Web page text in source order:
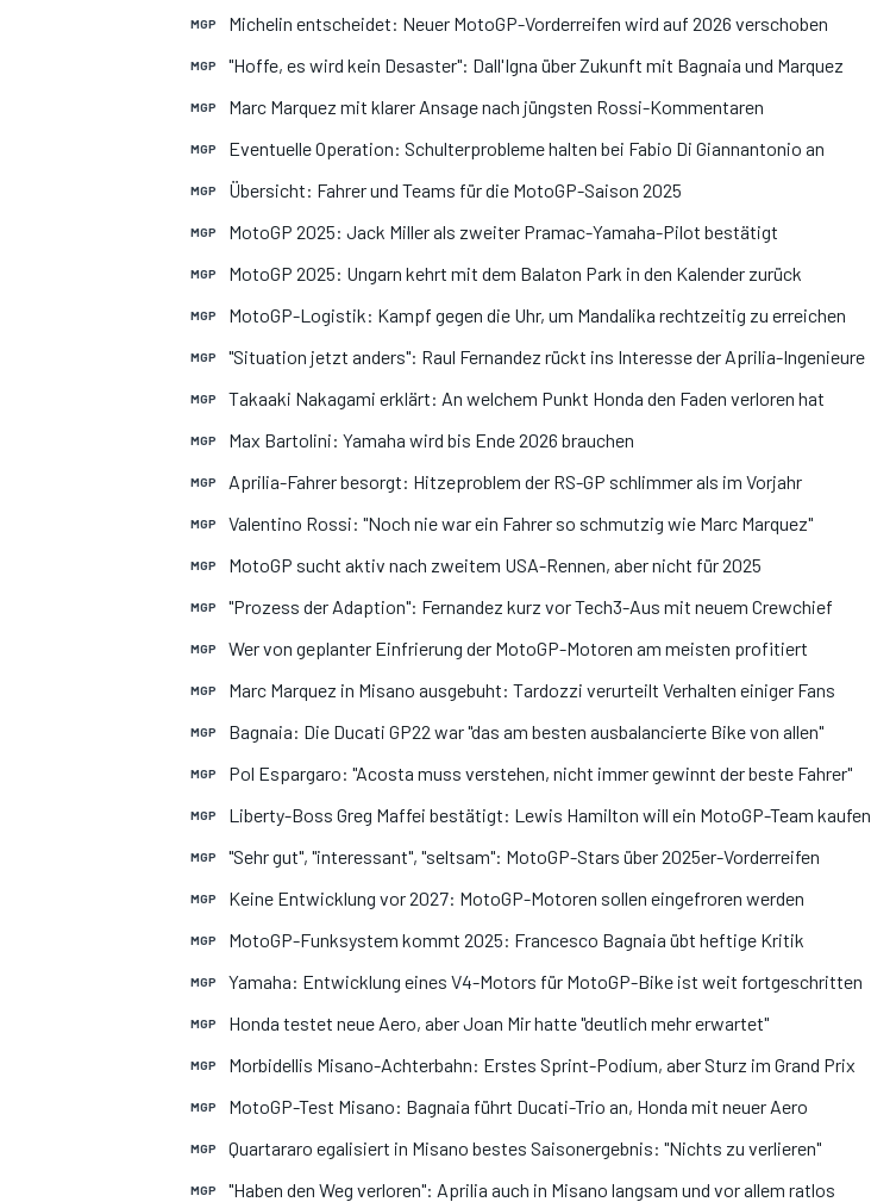
MGP Michelin entscheidet: Neuer MotoGP-Vorderreifen wird auf 2026 verschoben
MGP "Hoffe, es wird kein Desaster": Dall'Igna über Zukunft mit Bagnaia und Marquez
MGP Marc Marquez mit klarer Ansage nach jüngsten Rossi-Kommentaren
MGP Eventuelle Operation: Schulterprobleme halten bei Fabio Di Giannantonio an
MGP Übersicht: Fahrer und Teams für die MotoGP-Saison 2025
MGP MotoGP 2025: Jack Miller als zweiter Pramac-Yamaha-Pilot bestätigt
MGP MotoGP 2025: Ungarn kehrt mit dem Balaton Park in den Kalender zurück
MGP MotoGP-Logistik: Kampf gegen die Uhr, um Mandalika rechtzeitig zu erreichen
MGP "Situation jetzt anders": Raul Fernandez rückt ins Interesse der Aprilia-Ingenieure
MGP Takaaki Nakagami erklärt: An welchem Punkt Honda den Faden verloren hat
MGP Max Bartolini: Yamaha wird bis Ende 2026 brauchen
MGP Aprilia-Fahrer besorgt: Hitzeproblem der RS-GP schlimmer als im Vorjahr
MGP Valentino Rossi: "Noch nie war ein Fahrer so schmutzig wie Marc Marquez"
MGP MotoGP sucht aktiv nach zweitem USA-Rennen, aber nicht für 2025
MGP "Prozess der Adaption": Fernandez kurz vor Tech3-Aus mit neuem Crewchief
MGP Wer von geplanter Einfrierung der MotoGP-Motoren am meisten profitiert
MGP Marc Marquez in Misano ausgebuht: Tardozzi verurteilt Verhalten einiger Fans
MGP Bagnaia: Die Ducati GP22 war "das am besten ausbalancierte Bike von allen"
MGP Pol Espargaro: "Acosta muss verstehen, nicht immer gewinnt der beste Fahrer"
MGP Liberty-Boss Greg Maffei bestätigt: Lewis Hamilton will ein MotoGP-Team kaufen
MGP "Sehr gut", "interessant", "seltsam": MotoGP-Stars über 2025er-Vorderreifen
MGP Keine Entwicklung vor 2027: MotoGP-Motoren sollen eingefroren werden
MGP MotoGP-Funksystem kommt 2025: Francesco Bagnaia übt heftige Kritik
MGP Yamaha: Entwicklung eines V4-Motors für MotoGP-Bike ist weit fortgeschritten
MGP Honda testet neue Aero, aber Joan Mir hatte "deutlich mehr erwartet"
MGP Morbidellis Misano-Achterbahn: Erstes Sprint-Podium, aber Sturz im Grand Prix
MGP MotoGP-Test Misano: Bagnaia führt Ducati-Trio an, Honda mit neuer Aero
MGP Quartararo egalisiert in Misano bestes Saisonergebnis: "Nichts zu verlieren"
MGP "Haben den Weg verloren": Aprilia auch in Misano langsam und vor allem ratlos